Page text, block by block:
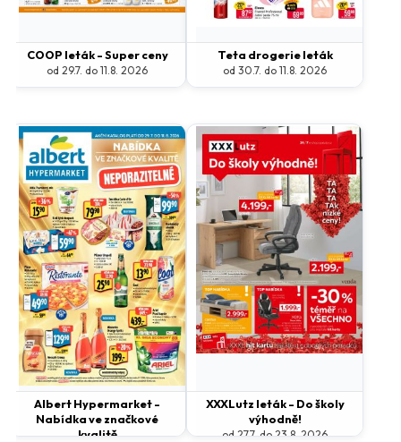
COOP leták - Super ceny
od 29.7. do 11.8. 2026
Teta drogerie leták
od 30.7. do 11.8. 2026
Albert Hypermarket -
Nabídka ve značkové
kvalitě
XXXLutz leták - Do školy
výhodně!
od 27.7. do 23.8. 2026